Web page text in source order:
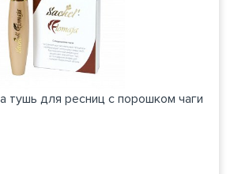
тушь для ресниц с порошком чаги